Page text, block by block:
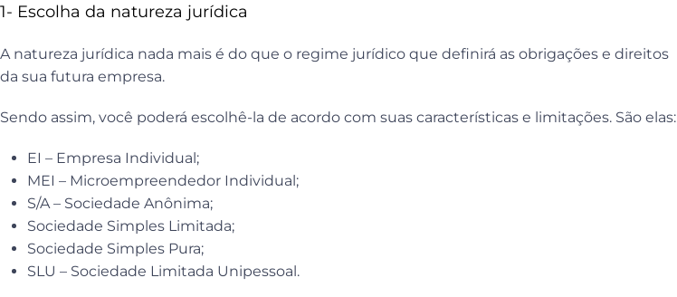
1- Escolha da natureza jurídica
A natureza jurídica nada mais é do que o regime jurídico que definirá as obrigações e direitos
da sua futura empresa.
Sendo assim, você poderá escolhê-la de acordo com suas características e limitações. São elas:
EI – Empresa Individual;
MEI – Microempreendedor Individual;
S/A – Sociedade Anônima;
Sociedade Simples Limitada;
Sociedade Simples Pura;
SLU – Sociedade Limitada Unipessoal.